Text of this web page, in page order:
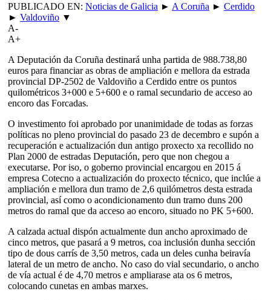
PUBLICADO EN: Noticias de Galicia ► A Coruña ► Cerdido
► Valdoviño ▼
A-
A+
A Deputación da Coruña destinará unha partida de 988.738,80
euros para financiar as obras de ampliación e mellora da estrada
provincial DP-2502 de Valdoviño a Cerdido entre os puntos
quilométricos 3+000 e 5+600 e o ramal secundario de acceso ao
encoro das Forcadas.
O investimento foi aprobado por unanimidade de todas as forzas
políticas no pleno provincial do pasado 23 de decembro e supón a
recuperación e actualización dun antigo proxecto xa recollido no
Plan 2000 de estradas Deputación, pero que non chegou a
executarse. Por iso, o goberno provincial encargou en 2015 á
empresa Cotecno a actualización do proxecto técnico, que inclúe a
ampliación e mellora dun tramo de 2,6 quilómetros desta estrada
provincial, así como o acondicionamento dun tramo duns 200
metros do ramal que da acceso ao encoro, situado no PK 5+600.
A calzada actual dispón actualmente dun ancho aproximado de
cinco metros, que pasará a 9 metros, coa inclusión dunha sección
tipo de dous carrís de 3,50 metros, cada un deles cunha beiravía
lateral de un metro de ancho. No caso do vial secundario, o ancho
de vía actual é de 4,70 metros e ampliarase ata os 6 metros,
colocando cunetas en ambas marxes.